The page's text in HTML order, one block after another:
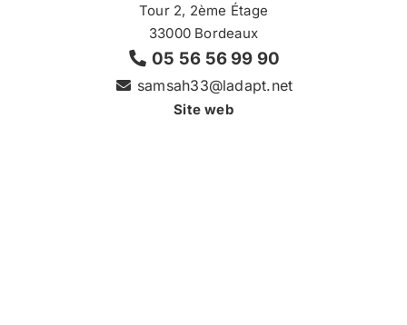
Tour 2, 2ème Étage
33000 Bordeaux
05 56 56 99 90
samsah33@ladapt.net
Site web